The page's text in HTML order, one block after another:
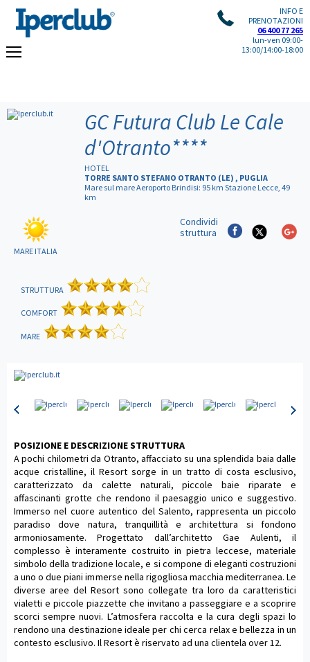
INFO E
PRENOTAZIONI
06 400 77 265
lun-ven 09:00-
13:00/14:00-18:00
GC Futura Club Le Cale
d'Otranto****
HOTEL
TORRE SANTO STEFANO OTRANTO (LE) , PUGLIA
Mare sul mare Aeroporto Brindisi: 95 km Stazione Lecce, 49
km
MARE ITALIA
Condividi
struttura
STRUTTURA
COMFORT
MARE
POSIZIONE E DESCRIZIONE STRUTTURA
A pochi chilometri da Otranto, affacciato su una splendida baia dalle
acque cristalline, il Resort sorge in un tratto di costa esclusivo,
caratterizzato da calette naturali, piccole baie riparate e
affascinanti grotte che rendono il paesaggio unico e suggestivo.
Immerso nel cuore autentico del Salento, rappresenta un piccolo
paradiso dove natura, tranquillità e architettura si fondono
armoniosamente. Progettato dall’architetto Gae Aulenti, il
complesso è interamente costruito in pietra leccese, materiale
simbolo della tradizione locale, e si compone di eleganti costruzioni
a uno o due piani immerse nella rigogliosa macchia mediterranea. Le
diverse aree del Resort sono collegate tra loro da caratteristici
vialetti e piccole piazzette che invitano a passeggiare e a scoprire
scorci sempre nuovi. L’atmosfera raccolta e la cura degli spazi lo
rendono una destinazione ideale per chi cerca relax e bellezza in un
contesto esclusivo. Il Resort è riservato ad una clientela over 12.